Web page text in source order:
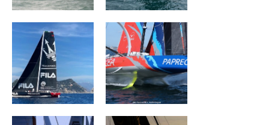
BROCÉLIANDE
L'OCCITANE en
Provence